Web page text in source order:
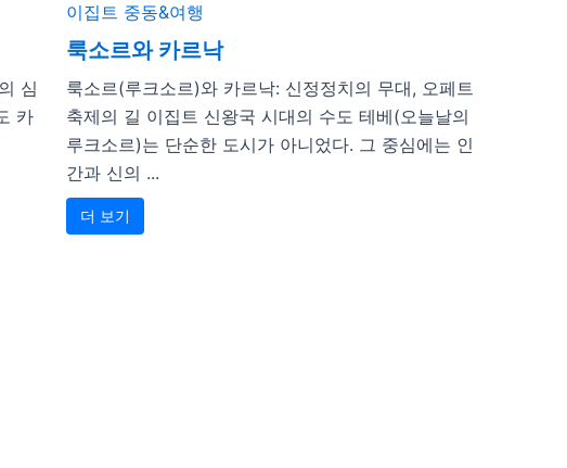
심
카
이집트 중동&여행
룩소르와 카르낙
룩소르(루크소르)와 카르낙: 신정정치의 무대, 오페트
축제의 길 이집트 신왕국 시대의 수도 테베(오늘날의
루크소르)는 단순한 도시가 아니었다. 그 중심에는 인
간과 신의 ...
더 보기